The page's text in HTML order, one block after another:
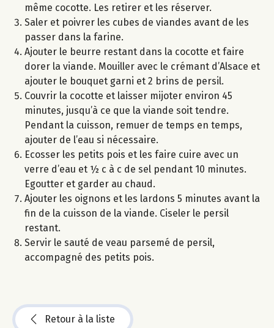
même cocotte. Les retirer et les réserver.
Saler et poivrer les cubes de viandes avant de les
passer dans la farine.
Ajouter le beurre restant dans la cocotte et faire
dorer la viande. Mouiller avec le crémant d’Alsace et
ajouter le bouquet garni et 2 brins de persil.
Couvrir la cocotte et laisser mijoter environ 45
minutes, jusqu’à ce que la viande soit tendre.
Pendant la cuisson, remuer de temps en temps,
ajouter de l’eau si nécessaire.
Ecosser les petits pois et les faire cuire avec un
verre d’eau et ½ c à c de sel pendant 10 minutes.
Egoutter et garder au chaud.
Ajouter les oignons et les lardons 5 minutes avant la
fin de la cuisson de la viande. Ciseler le persil
restant.
Servir le sauté de veau parsemé de persil,
accompagné des petits pois.
Retour à la liste